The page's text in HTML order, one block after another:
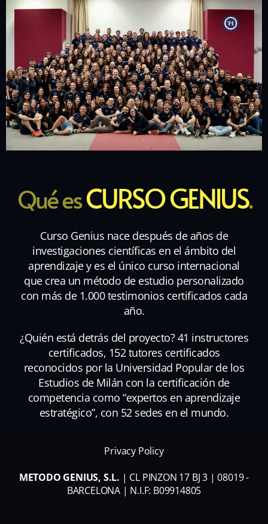
Qué esCURSO GENIUS.
Curso Genius nace después de años de
investigaciones científicas en el ámbito del
aprendizaje y es el único curso internacional
que crea un método de estudio personalizado
con más de 1.000 testimonios certificados cada
año.
¿Quién está detrás del proyecto? 41 instructores
certificados, 152 tutores certificados
reconocidos por la Universidad Popular de los
Estudios de Milán con la certificación de
competencia como “expertos en aprendizaje
estratégico”, con 52 sedes en el mundo.
Privacy Policy
METODO GENIUS, S.L. | CL PINZON 17 BJ 3 | 08019 -
BARCELONA | N.I.F: B09914805